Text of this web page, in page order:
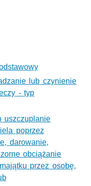
lub czynienie
- typ
uszczuplanie
poprzez
darowanie,
obciążanie
przez osobę,